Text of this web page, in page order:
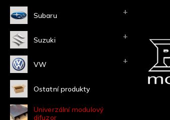
Subaru
Suzuki
VW
Ostatní produkty
Univerzální modulový
difuzor